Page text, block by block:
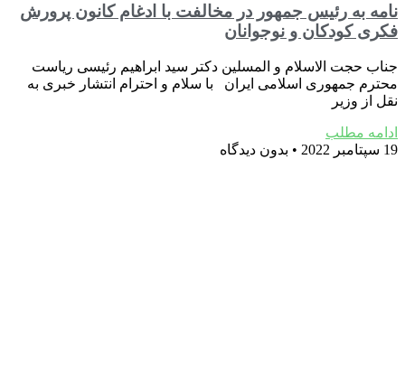
نامه به رئیس جمهور در مخالفت با ادغام کانون پرورش
فکری کودکان و نوجوانان
جناب حجت الاسلام و المسلین دکتر سید ابراهیم رئیسی ریاست
محترم جمهوری اسلامی ایران با سلام و احترام انتشار خبری به
نقل از وزیر
ادامه مطلب
19 سپتامبر 2022
بدون دیدگاه